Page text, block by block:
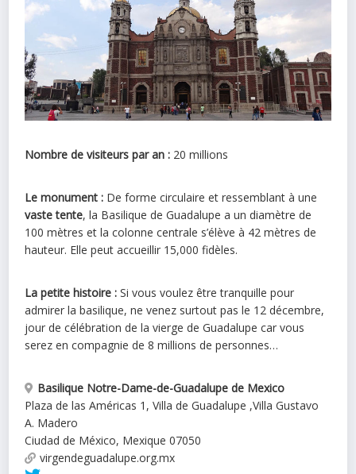
Nombre de visiteurs par an : 20 millions
Le monument : De forme circulaire et ressemblant à une
vaste tente, la Basilique de Guadalupe a un diamètre de
100 mètres et la colonne centrale s’élève à 42 mètres de
hauteur. Elle peut accueillir 15,000 fidèles.
La petite histoire : Si vous voulez être tranquille pour
admirer la basilique, ne venez surtout pas le 12 décembre,
jour de célébration de la vierge de Guadalupe car vous
serez en compagnie de 8 millions de personnes…
Basilique Notre-Dame-de-Guadalupe de Mexico
Plaza de las Américas 1, Villa de Guadalupe ,Villa Gustavo
A. Madero
Ciudad de México, Mexique 07050
virgendeguadalupe.org.mx